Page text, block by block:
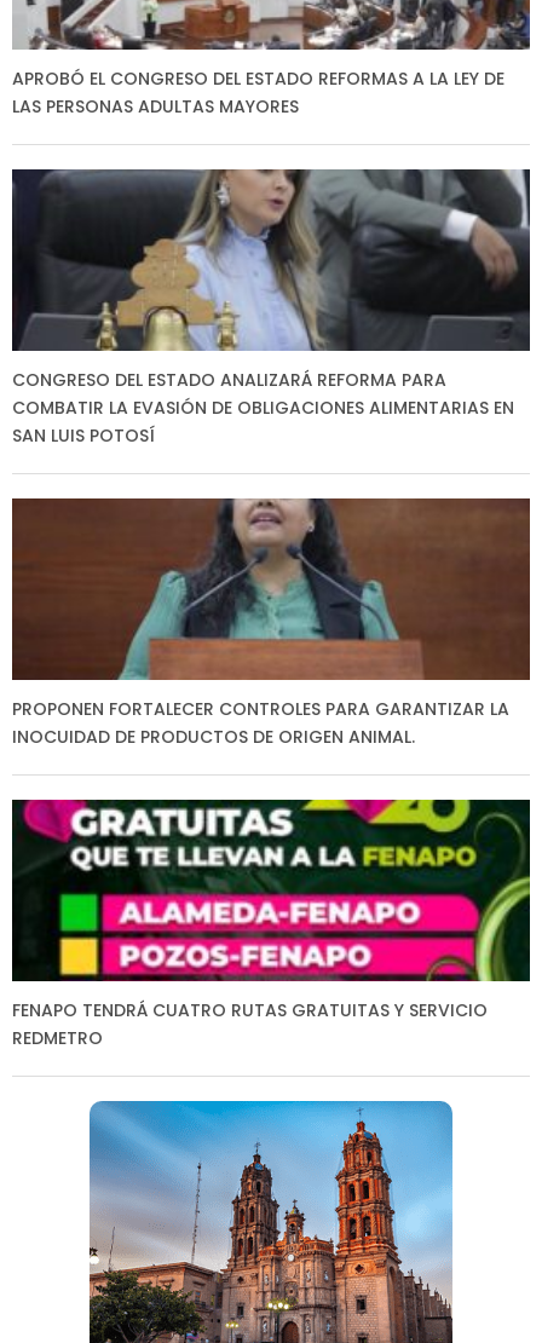
APROBÓ EL CONGRESO DEL ESTADO REFORMAS A LA LEY DE
LAS PERSONAS ADULTAS MAYORES
CONGRESO DEL ESTADO ANALIZARÁ REFORMA PARA
COMBATIR LA EVASIÓN DE OBLIGACIONES ALIMENTARIAS EN
SAN LUIS POTOSÍ
PROPONEN FORTALECER CONTROLES PARA GARANTIZAR LA
INOCUIDAD DE PRODUCTOS DE ORIGEN ANIMAL.
FENAPO TENDRÁ CUATRO RUTAS GRATUITAS Y SERVICIO
REDMETRO